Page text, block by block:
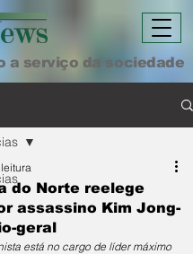
a serviço da sociedade
do Norte reelege
assassino Kim Jong-
geral
está no cargo de líder máximo